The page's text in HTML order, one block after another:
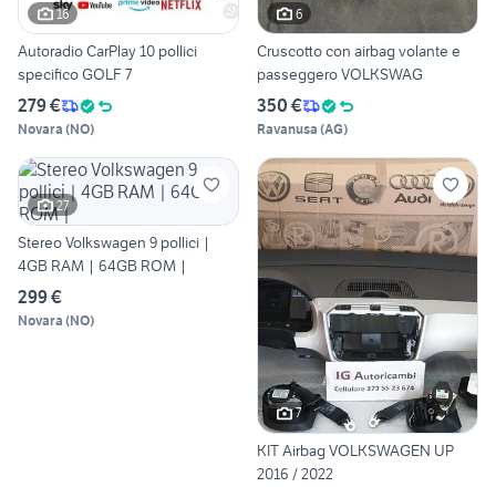
16
Autoradio CarPlay 10 pollici
specifico GOLF 7
279 €
Novara (NO)
6
Cruscotto con airbag volante e
passeggero VOLKSWAG
350 €
Ravanusa (AG)
27
Stereo Volkswagen 9 pollici |
4GB RAM | 64GB ROM |
299 €
Novara (NO)
7
KIT Airbag VOLKSWAGEN UP
2016 / 2022